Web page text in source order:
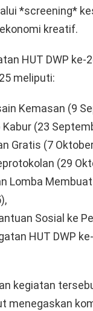
*screening*
kreatif.
HUT DWP ke-
meliputi:
Kemasan (9
(23
Gratis (7
(29
Lomba
Sosial ke
HUT DWP
kegiatan
menegaskan